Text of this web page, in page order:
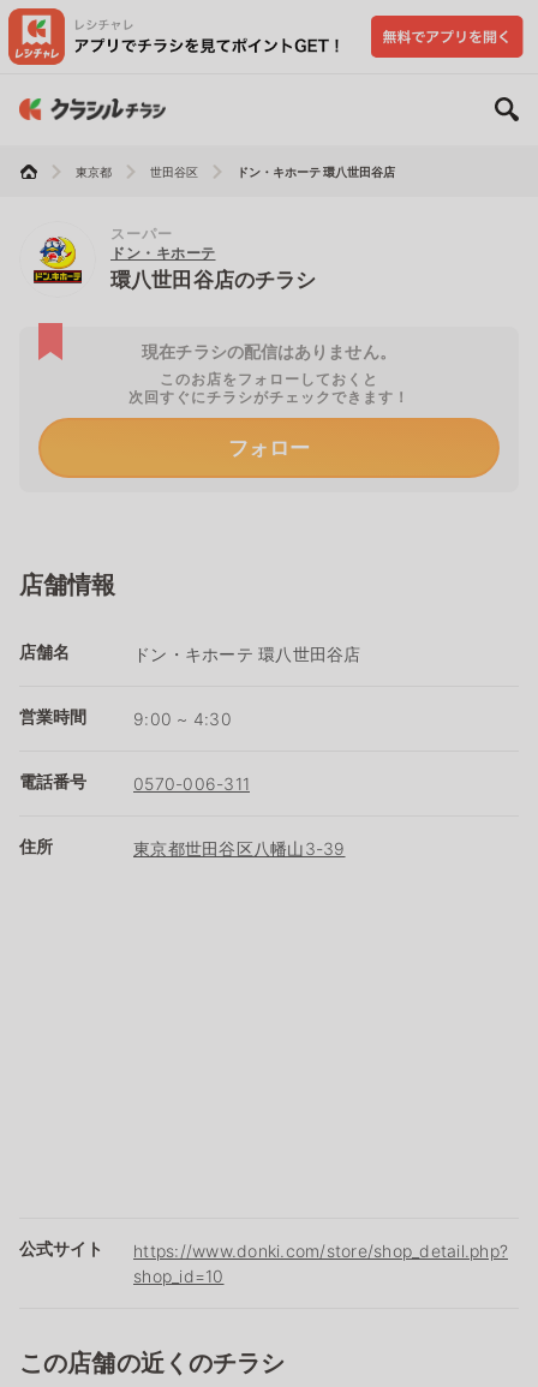
東京都 世田谷区 ドン・キホーテ 環八世田谷店
スーパー
ドン・キホーテ
環八世田谷店のチラシ
現在チラシの配信はありません。
このお店をフォローしておくと
次回すぐにチラシがチェックできます！
フォロー
店舗情報
店舗名 ドン・キホーテ 環八世田谷店
営業時間 9:00 ~ 4:30
電話番号 0570-006-311
住所 東京都世田谷区八幡山3-39
公式サイト
https://www.donki.com/store/shop_detail.php?
shop_id=10
この店舗の近くのチラシ